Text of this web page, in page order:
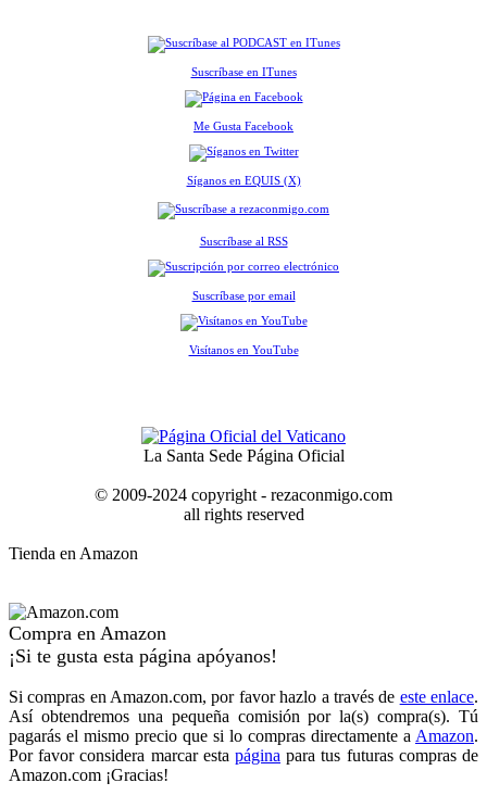
Suscríbase en ITunes
Me Gusta Facebook
Síganos en EQUIS (X)
Suscríbase al RSS
Suscríbase por email
Visítanos en YouTube
La Santa Sede Página Oficial
© 2009-2024 copyright - rezaconmigo.com
all rights reserved
Tienda en Amazon
Compra en Amazon
¡Si te gusta esta página apóyanos!
Si compras en Amazon.com, por favor hazlo a través de este enlace.
Así obtendremos una pequeña comisión por la(s) compra(s). Tú
pagarás el mismo precio que si lo compras directamente a Amazon.
Por favor considera marcar esta página para tus futuras compras de
Amazon.com ¡Gracias!